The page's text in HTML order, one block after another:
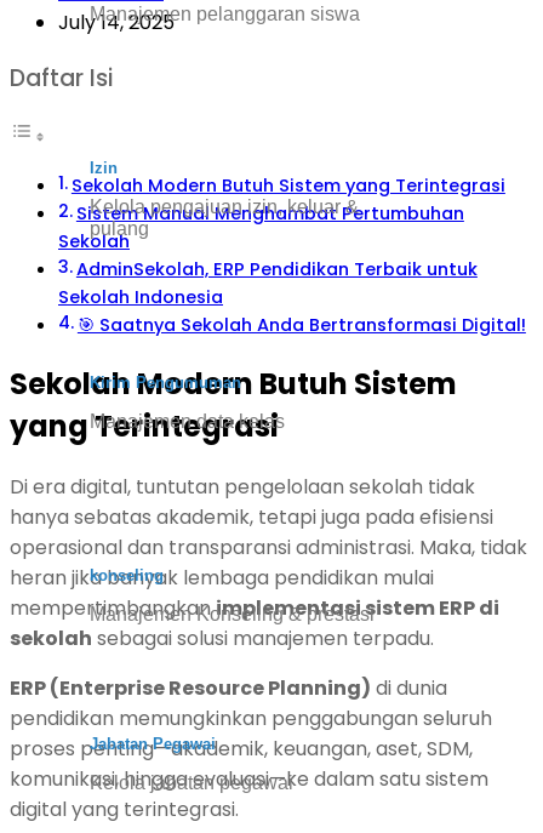
Manajemen pelanggaran siswa
Izin
Kelola pengajuan izin, keluar &
pulang
Kirim Pengumuman
Manajemen data kelas
konseling
Manajemen Konseling & prestasi
Jabatan Pegawai
Kelola jabatan pegawai
July 14, 2025
Daftar Isi
Sekolah Modern Butuh Sistem yang Terintegrasi
Sistem Manual Menghambat Pertumbuhan
Sekolah
AdminSekolah, ERP Pendidikan Terbaik untuk
Sekolah Indonesia
🎯 Saatnya Sekolah Anda Bertransformasi Digital!
Sekolah Modern Butuh Sistem
yang Terintegrasi
Di era digital, tuntutan pengelolaan sekolah tidak
hanya sebatas akademik, tetapi juga pada efisiensi
operasional dan transparansi administrasi. Maka, tidak
heran jika banyak lembaga pendidikan mulai
mempertimbangkanimplementasi sistem ERP di
sekolah sebagai solusi manajemen terpadu.
ERP (Enterprise Resource Planning) di dunia
pendidikan memungkinkan penggabungan seluruh
proses penting—akademik, keuangan, aset, SDM,
komunikasi, hingga evaluasi—ke dalam satu sistem
digital yang terintegrasi.